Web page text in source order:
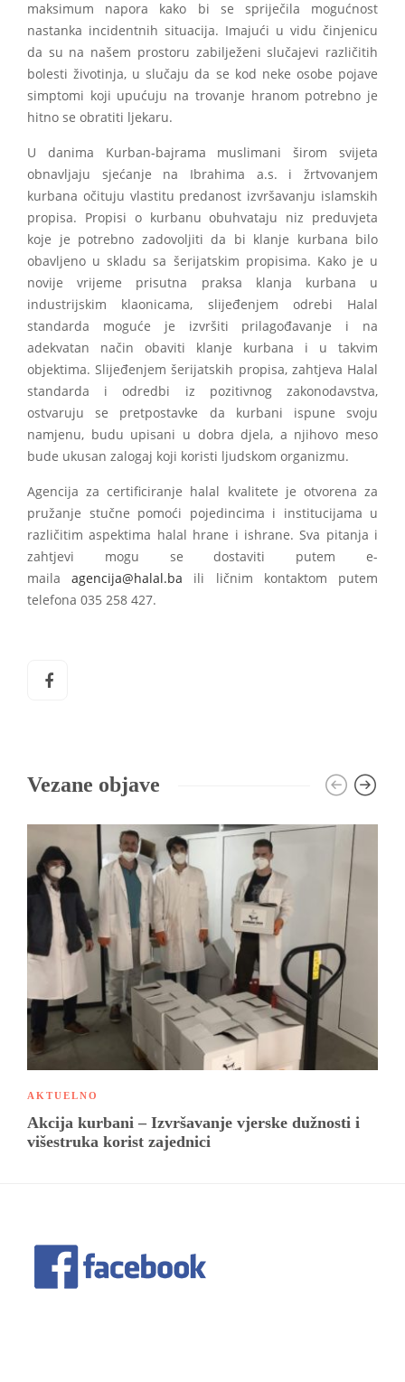
maksimum napora kako bi se spriječila mogućnost
nastanka incidentnih situacija. Imajući u vidu činjenicu
da su na našem prostoru zabilježeni slučajevi različitih
bolesti životinja, u slučaju da se kod neke osobe pojave
simptomi koji upućuju na trovanje hranom potrebno je
hitno se obratiti ljekaru.
U danima Kurban-bajrama muslimani širom svijeta
obnavljaju sjećanje na Ibrahima a.s. i žrtvovanjem
kurbana očituju vlastitu predanost izvršavanju islamskih
propisa. Propisi o kurbanu obuhvataju niz preduvjeta
koje je potrebno zadovoljiti da bi klanje kurbana bilo
obavljeno u skladu sa šerijatskim propisima. Kako je u
novije vrijeme prisutna praksa klanja kurbana u
industrijskim klaonicama, slijeđenjem odrebi Halal
standarda moguće je izvršiti prilagođavanje i na
adekvatan način obaviti klanje kurbana i u takvim
objektima. Slijeđenjem šerijatskih propisa, zahtjeva Halal
standarda i odredbi iz pozitivnog zakonodavstva,
ostvaruju se pretpostavke da kurbani ispune svoju
namjenu, budu upisani u dobra djela, a njihovo meso
bude ukusan zalogaj koji koristi ljudskom organizmu.
Agencija za certificiranje halal kvalitete je otvorena za
pružanje stučne pomoći pojedincima i institucijama u
različitim aspektima halal hrane i ishrane. Sva pitanja i
zahtjevi mogu se dostaviti putem e-
mailaagencija@halal.ba ili ličnim kontaktom putem
telefona 035 258 427.
Vezane objave
AKTUELNO
Akcija kurbani – Izvršavanje vjerske dužnosti i
višestruka korist zajednici